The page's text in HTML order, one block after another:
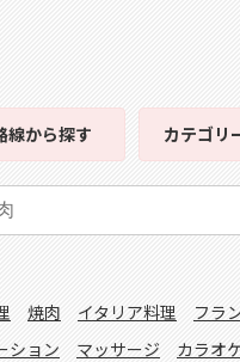
線から探す カテゴリ
焼肉 イタリア料理
フラ
ション マッサージ
カラオ